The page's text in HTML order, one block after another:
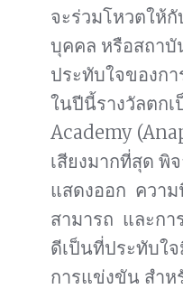
จะร่วมโหวตให้
บุคคล หรือสถาบั
ประทับใจของก
ในปีนี้รางวัลตก
Academy
เสียงมากที่สุด พิ
แสดงออก ควา
สามารถ และก
ดีเป็นที่ประทับใ
การแข่งขัน สำห